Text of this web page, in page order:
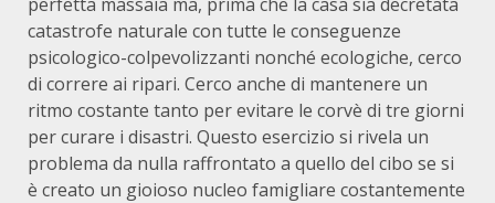
catastrofe naturale con tutte le conseguenze
psicologico-colpevolizzanti nonché ecologiche, cerco
di correre ai ripari. Cerco anche di mantenere un
ritmo costante tanto per evitare le corvè di tre giorni
per curare i disastri. Questo esercizio si rivela un
problema da nulla raffrontato a quello del cibo se si
è creato un gioioso nucleo famigliare costantemente